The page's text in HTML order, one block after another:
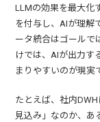
LLMの効果を最大化
を付与し、AIが理解
ータ統合はゴールで
けでは、AIが出力す
まりやすいのが現実
たとえば、社内
見込み」なのか、あ